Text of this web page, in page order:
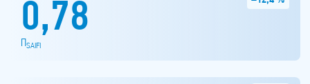
0,78
ПSAIFI